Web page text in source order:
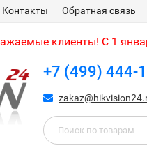
Контакты Обратная связь
клиенты! С 1
+7 (499) 444-